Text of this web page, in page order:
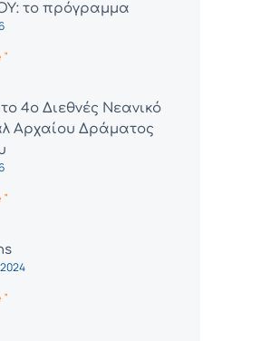
το πρόγραμμα
"
4ο Διεθνές Νεανικό
Αρχαίου Δράματος
"
"